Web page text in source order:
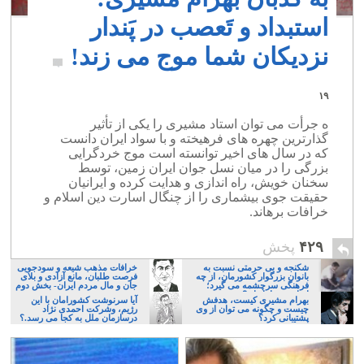
استبداد و تَعصب در پَندار
نزدیکان شما موج می زند!
۱۹
ه جرأت می توان استاد مشیری را یکی از تأثیر
گذارترین چهره های فرهیخته و با سواد ایران دانست
که در سال های اخیر توانسته است موج خردگرایی
بزرگی را در میان نسل جوان ایران زمین، توسط
سخنان خویش، راه اندازی و هدایت کرده و ایرانیان
حقیقت جوی بیشماری را از چنگال اسارت دین اسلام و
خرافات برهاند.
۴۲۹ پخش
شکنجه و بی حرمتی نسبت به
بانوان بزرگوار کشورمان، از چه
فرهنگی سرچشمه می گیرد؛
ایرانی، و یا تازیان؟
خرافات مذهب شیعه و سودجویی
فرصت طلبان، مانع آزادی و بلای
جان و مال مردم ایران- بخش دوم
بهرام مشیری کیست، هدفش
چیست و چگونه می توان از وی
پشتیبانی کرد؟
آیا سرنوشت کشورامان با این
رژیم، وشرکت احمدی نژاد
درسازمان ملل به کجا می رسد.؟